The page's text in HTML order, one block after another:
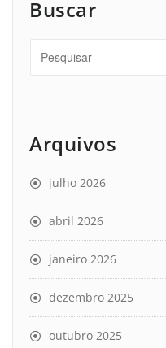
Buscar
Arquivos
julho 2026
abril 2026
janeiro 2026
dezembro 2025
outubro 2025